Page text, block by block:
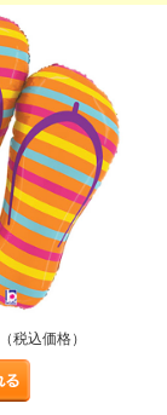
（税込価格）